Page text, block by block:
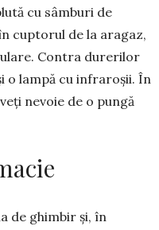
cu sâmburi de
cup­torul de la aragaz,
Contra durerilor
o lampă cu in­fraroșii. În
nevoie de o pungă
de ghimbir și, în